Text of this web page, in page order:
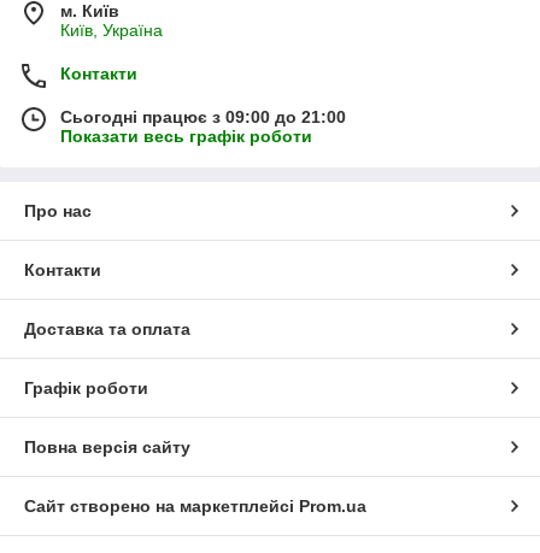
м. Київ
Київ, Україна
Контакти
Сьогодні працює з 09:00 до 21:00
Показати весь графік роботи
Про нас
Контакти
Доставка та оплата
Графік роботи
Повна версія сайту
Сайт створено на маркетплейсі Prom.ua